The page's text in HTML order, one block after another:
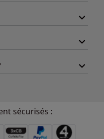
sécurisés :